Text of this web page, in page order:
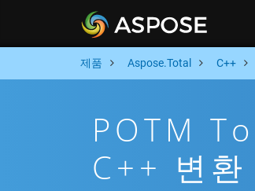
제품 Aspose.Total C++
POTM
C++ 변환